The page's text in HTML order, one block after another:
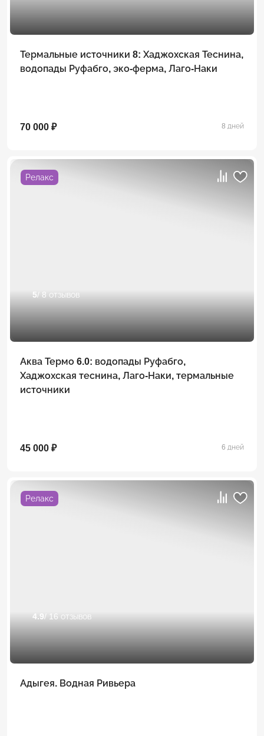
Термальные источники 8: Хаджохская Теснина,
водопады Руфабго, эко-ферма, Лаго-Наки
70 000 ₽ 8 дней
Релакс
5/ 8 отзывов
Аква Термо 6.0: водопады Руфабго,
Хаджохская теснина, Лаго-Наки, термальные
источники
45 000 ₽ 6 дней
Релакс
4.9 / 16 отзывов
Адыгея. Водная Ривьера